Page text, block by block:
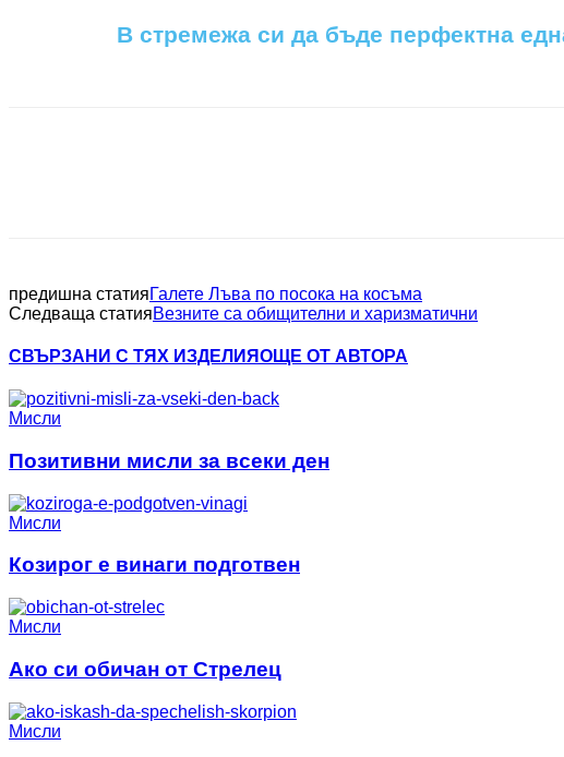
В стремежа си да бъде перфектна
предишна статияГалете Лъва по посока на косъма
Следваща статияВезните са обищителни и харизматични
СВЪРЗАНИ С ТЯХ ИЗДЕЛИЯОЩЕ ОТ АВТОРА
Мисли
Позитивни мисли за всеки ден
Мисли
Козирог е винаги подготвен
Мисли
Ако си обичан от Стрелец
Мисли